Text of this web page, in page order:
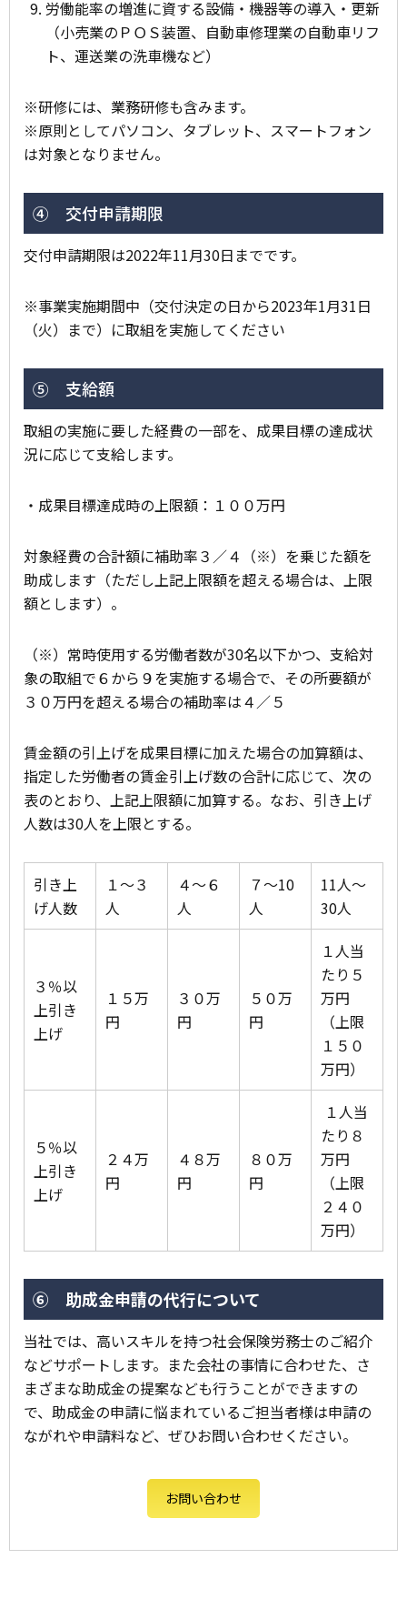
労働能率の増進に資する設備・機器等の導入・更新
（小売業のＰＯＳ装置、自動車修理業の自動車リフ
ト、運送業の洗車機など）
※研修には、業務研修も含みます。
※原則としてパソコン、タブレット、スマートフォン
は対象となりません。
④ 交付申請期限
交付申請期限は2022年11月30日までです。
※事業実施期間中（交付決定の日から2023年1月31日
（火）まで）に取組を実施してください
⑤ 支給額
取組の実施に要した経費の一部を、成果目標の達成状
況に応じて支給します。
・成果目標達成時の上限額：１００万円
対象経費の合計額に補助率３／４（※）を乗じた額を
助成します（ただし上記上限額を超える場合は、上限
額とします）。
（※）常時使用する労働者数が30名以下かつ、支給対
象の取組で６から９を実施する場合で、その所要額が
３０万円を超える場合の補助率は４／５
賃金額の引上げを成果目標に加えた場合の加算額は、
指定した労働者の賃金引上げ数の合計に応じて、次の
表のとおり、上記上限額に加算する。なお、引き上げ
人数は30人を上限とする。
引き上
げ人数
１～３
人
４～６
人
７～10
人
11人～
30人
３％以
上引き
上げ
１５万
円
３０万
円
５０万
円
１人当
たり５
万円
（上限
１５０
万円）
５％以
上引き
上げ
２４万
円
４８万
円
８０万
円
１人当
たり８
万円
（上限
２４０
万円）
⑥ 助成金申請の代行について
当社では、高いスキルを持つ社会保険労務士のご紹介
などサポートします。また会社の事情に合わせた、さ
まざまな助成金の提案なども行うことができますの
で、助成金の申請に悩まれているご担当者様は申請の
ながれや申請料など、ぜひお問い合わせください。
お問い合わせ